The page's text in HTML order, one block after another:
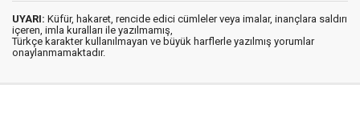
UYARI: Küfür, hakaret, rencide edici cümleler veya imalar, inançlara saldırı
içeren, imla kuralları ile yazılmamış,
Türkçe karakter kullanılmayan ve büyük harflerle yazılmış yorumlar
onaylanmamaktadır.